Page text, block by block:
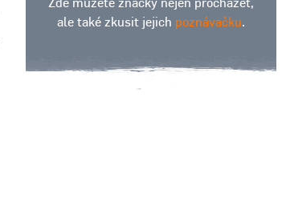
ale také zkusit jejich poznávačku.